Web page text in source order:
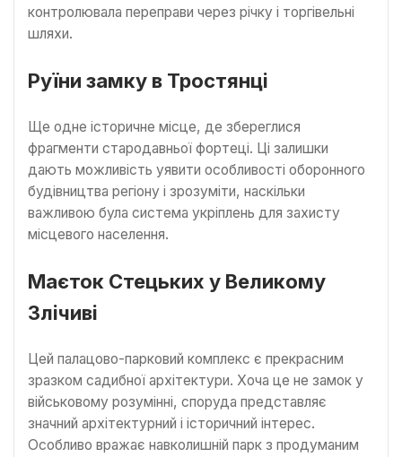
контролювала переправи через річку і торгівельні
шляхи.
Руїни замку в Тростянці
Ще одне історичне місце, де збереглися
фрагменти стародавньої фортеці. Ці залишки
дають можливість уявити особливості оборонного
будівництва регіону і зрозуміти, наскільки
важливою була система укріплень для захисту
місцевого населення.
Маєток Стецьких у Великому
Злічиві
Цей палацово-парковий комплекс є прекрасним
зразком садибної архітектури. Хоча це не замок у
військовому розумінні, споруда представляє
значний архітектурний і історичний інтерес.
Особливо вражає навколишній парк з продуманим